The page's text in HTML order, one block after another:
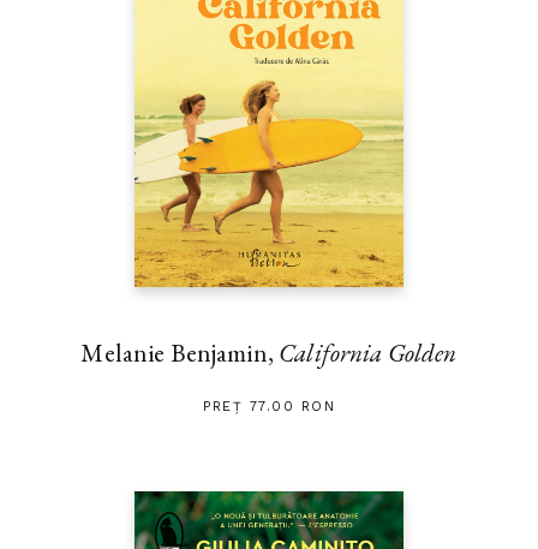
Melanie Benjamin, California Golden
PREȚ 77.00 RON